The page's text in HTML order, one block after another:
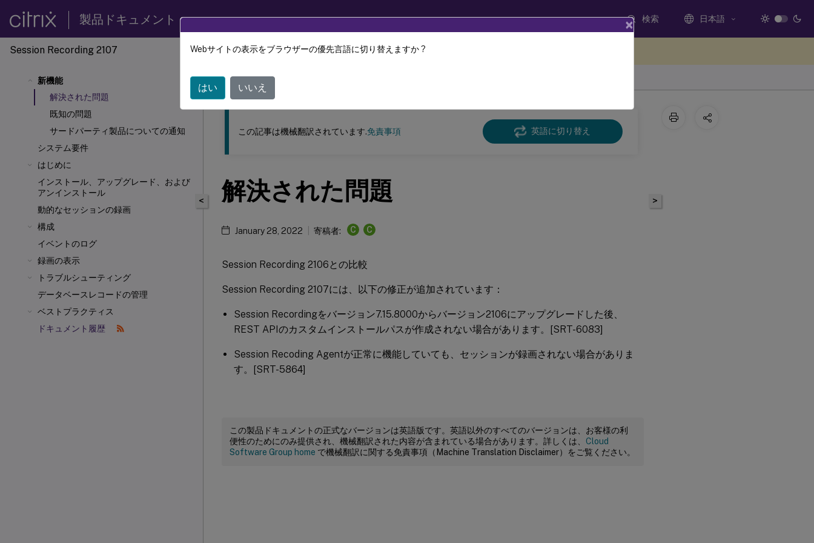
製品ドキュメント 検索 日本語
Session Recording 2107
新機能
解決された問題
既知の問題
サードパーティ製品についての通知
システム要件
はじめに
インストール、アップグレード、および
アンインストール
動的なセッションの録画
構成
イベントのログ
録画の表示
トラブルシューティング
データベースレコードの管理
ベストプラクティス
ドキュメント履歴
このコンテンツは動的に機械翻訳されています。
Session Recording
<
この記事は機械翻訳されています.免責事項 英語に切り替え
解決された問題
January 28, 2022 寄稿者: C C
Session Recording 2106との比較
Session Recording 2107には、以下の修正が追加されています：
Session Recordingをバージョン7.15.8000からバージョン2106にアップグレードした後、
REST APIのカスタムインストールパスが作成されない場合があります。[SRT-6083]
Session Recoding Agentが正常に機能していても、セッションが録画されない場合がありま
す。[SRT-5864]
この製品ドキュメントの正式なバージョンは英語版です。英語以外のすべてのバージョンは、お客様の利
便性のためにのみ提供され、機械翻訳された内容が含まれている場合があります。詳しくは、 Cloud
Software Group home で機械翻訳に関する免責事項（Machine Translation Disclaimer）をご覧ください。
>
×
Webサイトの表示をブラウザーの優先言語に切り替えますか ?
はい いいえ